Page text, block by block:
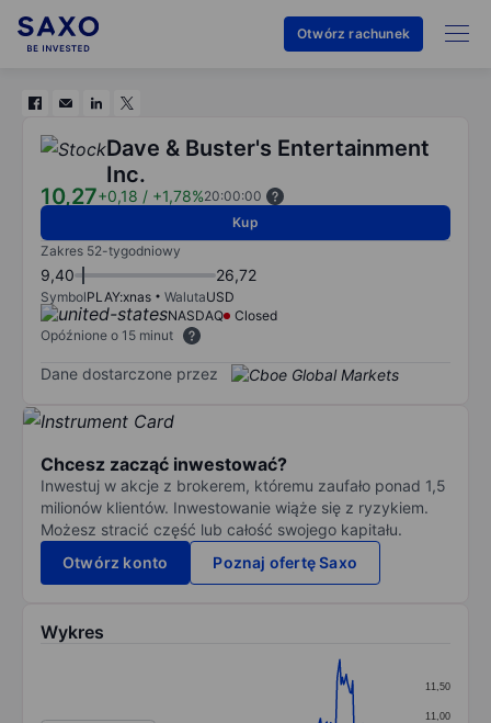
Otwórz rachunek
Dave & Buster's Entertainment
Inc.
10,27+0,18 / +1,78%20:00:00
Kup
Zakres 52-tygodniowy
9,40 26,72
SymbolPLAY:xnas WalutaUSD
NASDAQ
Closed
Opóźnione o 15 minut
Dane dostarczone przez
Chcesz zacząć inwestować?
Inwestuj w akcje z brokerem, któremu zaufało ponad 1,5
milionów klientów. Inwestowanie wiąże się z ryzykiem.
Możesz stracić część lub całość swojego kapitału.
Otwórz konto
Poznaj ofertę Saxo
Wykres
11,00
11,50